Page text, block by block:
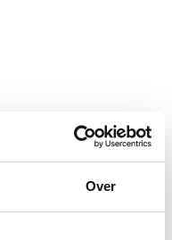
Over
overleeft de